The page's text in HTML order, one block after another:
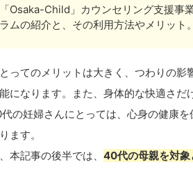
「Osaka-Child」カウンセリング支援
ラムの紹介と、その利用方法やメリット。
ってのメリットは大きく、つわりの影
になります。また、身体的な快適さだ
の妊婦さんにとっては、心身の健康を
ます。
本記事の後半では、 40代の母親を対